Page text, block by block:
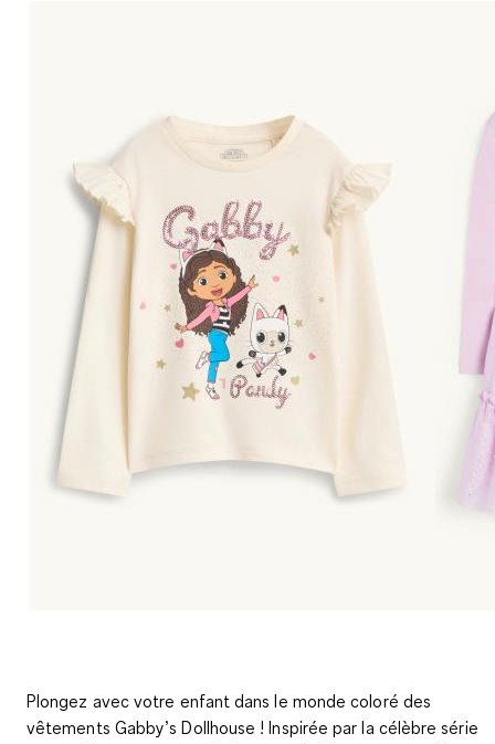
Plongez avec votre enfant dans le monde coloré des
vêtements Gabby’s Dollhouse ! Inspirée par la célèbre série